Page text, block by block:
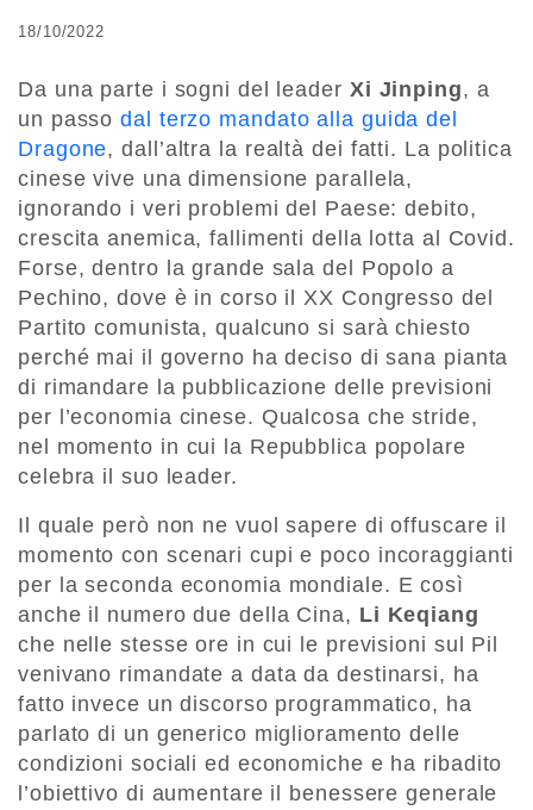
18/10/2022
Da una parte i sogni del leader Xi Jinping, a
un passodal terzo mandato alla guida del
Dragone, dall’altra la realtà dei fatti. La politica
cinese vive una dimensione parallela,
ignorando i veri problemi del Paese: debito,
crescita anemica, fallimenti della lotta al Covid.
Forse, dentro la grande sala del Popolo a
Pechino, dove è in corso il XX Congresso del
Partito comunista, qualcuno si sarà chiesto
perché mai il governo ha deciso di sana pianta
di rimandare la pubblicazione delle previsioni
per l’economia cinese. Qualcosa che stride,
nel momento in cui la Repubblica popolare
celebra il suo leader.
Il quale però non ne vuol sapere di offuscare il
momento con scenari cupi e poco incoraggianti
per la seconda economia mondiale. E così
anche il numero due della Cina, Li Keqiang
che nelle stesse ore in cui le previsioni sul Pil
venivano rimandate a data da destinarsi, ha
fatto invece un discorso programmatico, ha
parlato di un generico miglioramento delle
condizioni sociali ed economiche e ha ribadito
l’obiettivo di aumentare il benessere generale